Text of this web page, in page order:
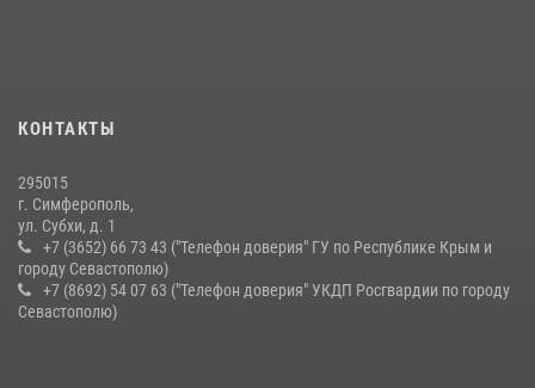
КОНТАКТЫ
295015
г. Симферополь,
ул. Субхи, д. 1
+7 (3652) 66 73 43 ("Телефон доверия" ГУ по Республике Крым и
городу Севастополю)
+7 (8692) 54 07 63 ("Телефон доверия" УКДП Росгвардии по городу
Севастополю)